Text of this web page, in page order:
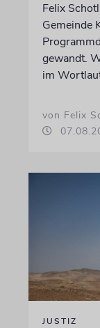
Felix
Gemeinde
gewandt.
im
von Felix
JUSTIZ